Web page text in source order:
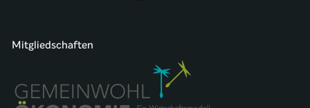
Mitgliedschaften